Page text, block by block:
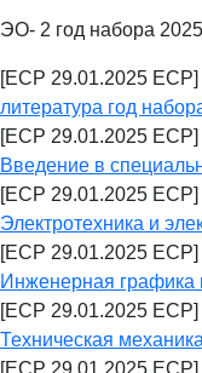
ЭО- 2 год набора 2025
[ECP 29.01.2025 ECP]
литература год
[ECP 29.01.2025 ECP]
Введение в
[ECP 29.01.2025 ECP]
Электротехника и
[ECP 29.01.2025 ECP]
Инженерная графика
[ECP 29.01.2025 ECP]
Техническая
[ECP 29.01.2025 ECP]